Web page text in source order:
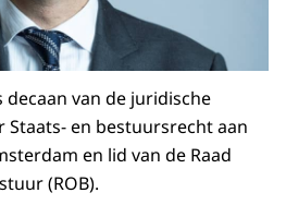
decaan van de juridische
en bestuursrecht aan
en lid van de Raad
(ROB).